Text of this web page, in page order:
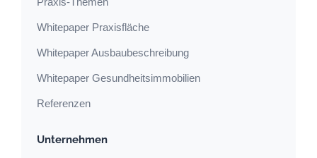
Whitepaper Praxisfläche
Whitepaper Ausbaubeschreibung
Whitepaper Gesundheitsimmobilien
Referenzen
Unternehmen